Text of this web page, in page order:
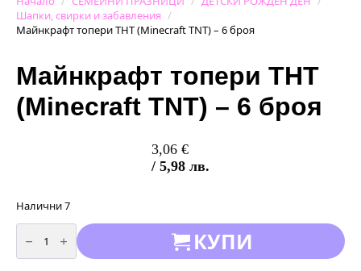
Шапки, свирки и забавления
Майнкрафт топери ТНТ (Minecraft ТNT) – 6 броя
Майнкрафт топери ТНТ
(Minecraft ТNT) – 6 броя
3,06 €
/ 5,98 лв.
Налични 7
количество
за
Майнкрафт
топери
КУПИ